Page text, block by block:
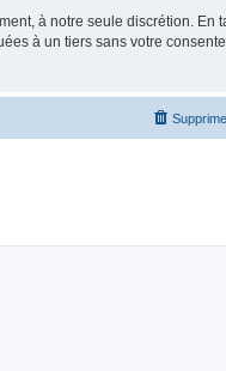
à notre seule discrétion. En
à un tiers sans votre